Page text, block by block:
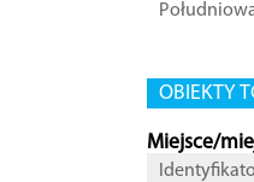
OBIEKTY
Miejsce/